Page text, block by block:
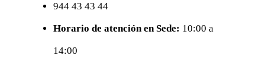
944 43 43 44
Horario de atención en Sede: 10:00 a
14:00